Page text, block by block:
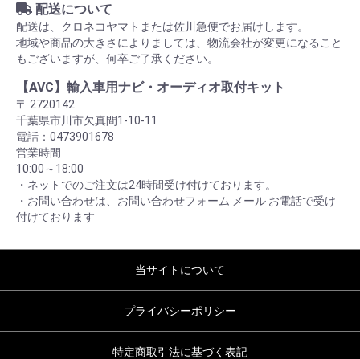
配送について
配送は、クロネコヤマトまたは佐川急便でお届けします。
地域や商品の大きさによりましては、物流会社が変更になること
もございますが、何卒ご了承ください。
【AVC】輸入車用ナビ・オーディオ取付キット
〒 2720142
千葉県市川市欠真間1-10-11
電話：0473901678
営業時間
10:00～18:00
・ネットでのご注文は24時間受け付けております。
・お問い合わせは、お問い合わせフォーム メール お電話で受け
付けております
当サイトについて
プライバシーポリシー
特定商取引法に基づく表記